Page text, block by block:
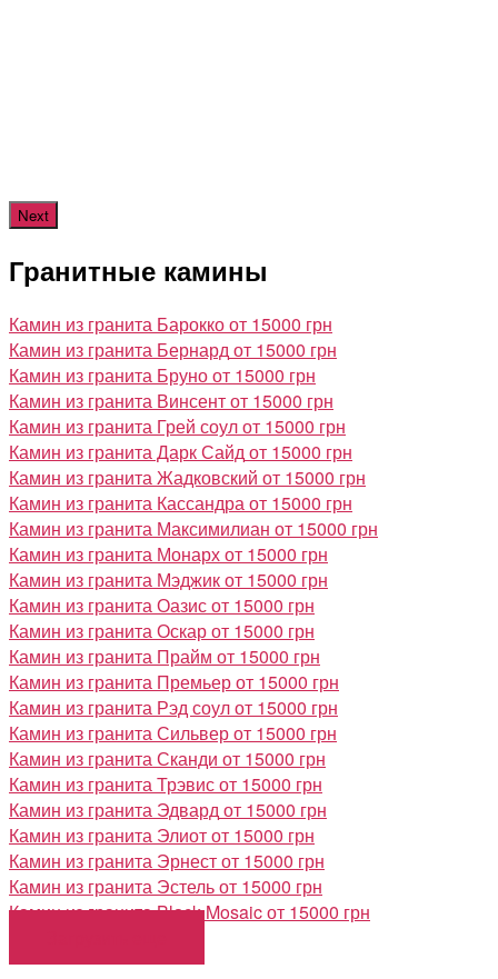
Next
Гранитные камины
Камин из гранита Бароккоот 15000 грн
Камин из гранита Бернардот 15000 грн
Камин из гранита Бруноот 15000 грн
Камин из гранита Винсентот 15000 грн
Камин из гранита Грей соулот 15000 грн
Камин из гранита Дарк Сайдот 15000 грн
Камин из гранита Жадковский от 15000 грн
Камин из гранита Кассандраот 15000 грн
Камин из гранита Максимилиан от 15000 грн
Камин из гранита Монархот 15000 грн
Камин из гранита Мэджикот 15000 грн
Камин из гранита Оазисот 15000 грн
Камин из гранита Оскарот 15000 грн
Камин из гранита Прайм от 15000 грн
Камин из гранита Премьерот 15000 грн
Камин из гранита Рэд соулот 15000 грн
Камин из гранита Сильверот 15000 грн
Камин из гранита Сканди от 15000 грн
Камин из гранита Трэвисот 15000 грн
Камин из гранита Эдвардот 15000 грн
Камин из гранита Элиотот 15000 грн
Камин из гранита Эрнестот 15000 грн
Камин из гранита Эстельот 15000 грн
Камин из гранита Black Mosaicот 15000 грн